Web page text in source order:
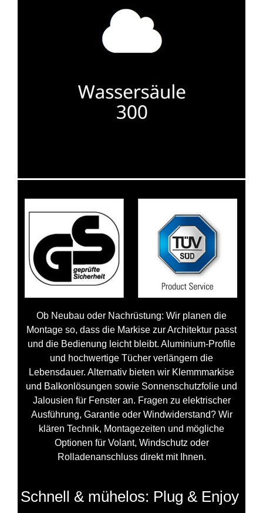
Ob Neubau oder Nachrüstung: Wir planen die
Montage so, dass die Markise zur Architektur passt
und die Bedienung leicht bleibt. Aluminium‑Profile
und hochwertige Tücher verlängern die
Lebensdauer. Alternativ bieten wir Klemmmarkise
und Balkonlösungen sowie Sonnenschutzfolie und
Jalousien für Fenster an. Fragen zu elektrischer
Ausführung, Garantie oder Windwiderstand? Wir
klären Technik, Montagezeiten und mögliche
Optionen für Volant, Windschutz oder
Rolladenanschluss direkt mit Ihnen.
Schnell & mühelos: Plug & Enjoy